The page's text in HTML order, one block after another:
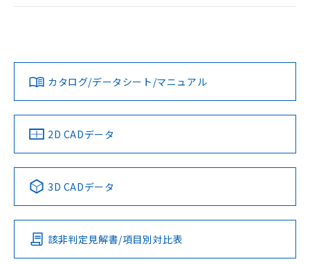
ログイン/会員登録
ダウンロードデータをご利用いただく前に、以下を必ずお読
みください。
ソフトウェアの使用条件
EU RoHS 注意事項・凡例
対応済み
中国 RoHS 注意事項・凡例
Pb Hg Cd Cr(VI)
O
LR型式承認
（イギリス
船舶規格）
DNV型式承認
（ノルウェー
BV型式承認
（フランス
KR型式
（韓国
No No No No
この製品の規格認証/適合状況ページへ
その他の認証はこちらのページからご検索ください
カタログ/データシート/マニュアル
2D CADデータ
3D CADデータ
該非判定見解書/項目別対比表